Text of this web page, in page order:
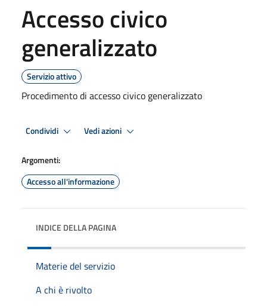
Accesso civico
generalizzato
Servizio attivo
Procedimento di accesso civico generalizzato
Condividi Vedi azioni
Argomenti:
Accesso all'informazione
INDICE DELLA PAGINA
Materie del servizio
A chi è rivolto